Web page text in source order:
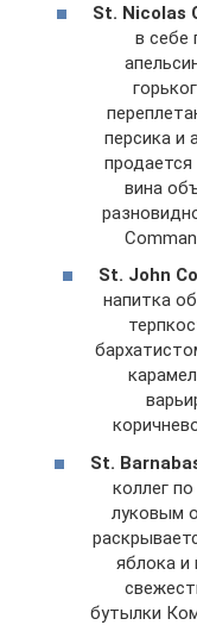
St. Nicolas
в себе
персика и
вина
St. John
напитка
St.
коллег
луковым
яблока и
бутылки